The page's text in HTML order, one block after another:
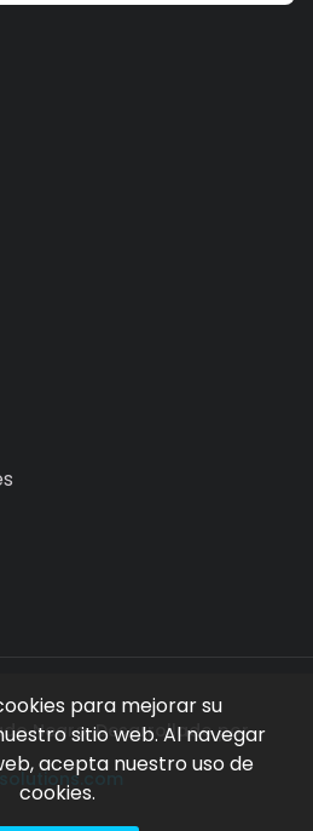
Negro. Desarrollado por
para mejorar su
sitio web. Al navegar
acepta nuestro uso de
cookies.